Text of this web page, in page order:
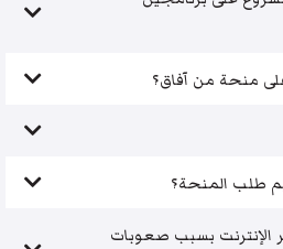
منحة من آفاق؟
طلب المنحة؟
الإنترنت بسبب صعوبات